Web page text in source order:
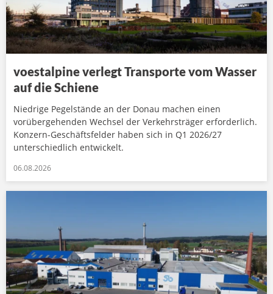
voestalpine verlegt Transporte vom Wasser
auf die Schiene
Niedrige Pegelstände an der Donau machen einen
vorübergehenden Wechsel der Verkehrsträger erforderlich.
Konzern-Geschäftsfelder haben sich in Q1 2026/27
unterschiedlich entwickelt.
06.08.2026